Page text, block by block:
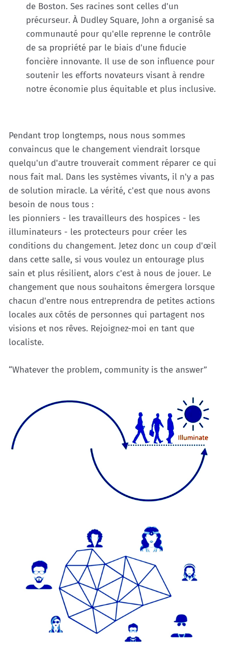
de Boston. Ses racines sont celles d'un
précurseur. À Dudley Square, John a organisé sa
communauté pour qu'elle reprenne le contrôle
de sa propriété par le biais d'une fiducie
foncière innovante. Il use de son influence pour
soutenir les efforts novateurs visant à rendre
notre économie plus équitable et plus inclusive.
Pendant trop longtemps, nous nous sommes
convaincus que le changement viendrait lorsque
quelqu'un d'autre trouverait comment réparer ce qui
nous fait mal. Dans les systèmes vivants, il n'y a pas
de solution miracle. La vérité, c'est que nous avons
besoin de nous tous :
les pionniers - les travailleurs des hospices - les
illuminateurs - les protecteurs pour créer les
conditions du changement. Jetez donc un coup d'œil
dans cette salle, si vous voulez un entourage plus
sain et plus résilient, alors c'est à nous de jouer. Le
changement que nous souhaitons émergera lorsque
chacun d'entre nous entreprendra de petites actions
locales aux côtés de personnes qui partagent nos
visions et nos rêves. Rejoignez-moi en tant que
localiste.
“Whatever the problem, community is the answer”